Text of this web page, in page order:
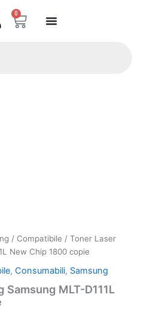
0
Carrello
/ Compatibile / Toner Laser
New Chip 1800 copie
, Consumabili, Samsung
Samsung MLT-D111L